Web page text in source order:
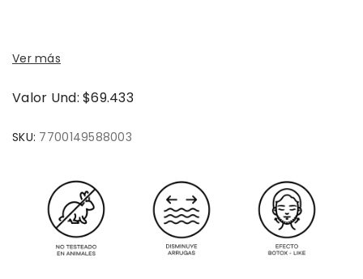
Ver más
Valor Und: $69.433
SKU: 7700149588003